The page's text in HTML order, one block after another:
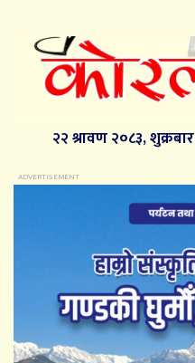
२२ श्रावण २०८३, शुक्रबार